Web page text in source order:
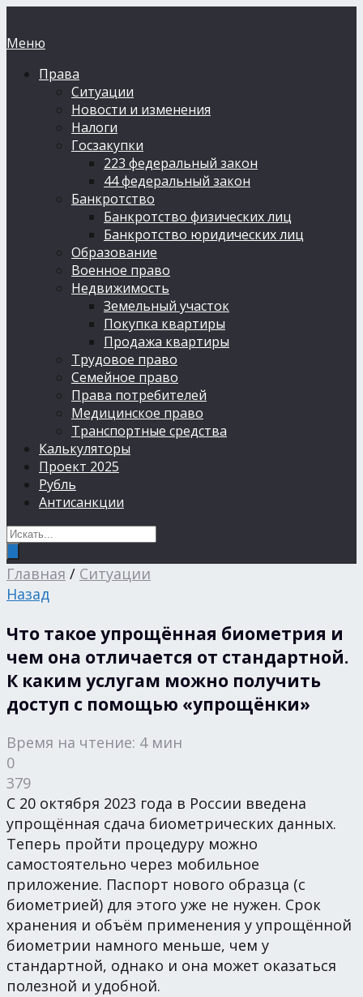
Меню
Права
Ситуации
Новости и изменения
Налоги
Госзакупки
223 федеральный закон
44 федеральный закон
Банкротство
Банкротство физических лиц
Банкротство юридических лиц
Образование
Военное право
Недвижимость
Земельный участок
Покупка квартиры
Продажа квартиры
Трудовое право
Семейное право
Права потребителей
Медицинское право
Транспортные средства
Калькуляторы
Проект 2025
Рубль
Антисанкции
Главная / Ситуации
Назад
Что такое упрощённая биометрия и
чем она отличается от стандартной.
К каким услугам можно получить
доступ с помощью «упрощёнки»
Время на чтение: 4 мин
0
379
С 20 октября 2023 года в России введена
упрощённая сдача биометрических данных.
Теперь пройти процедуру можно
самостоятельно через мобильное
приложение. Паспорт нового образца (с
биометрией) для этого уже не нужен. Срок
хранения и объём применения у упрощённой
биометрии намного меньше, чем у
стандартной, однако и она может оказаться
полезной и удобной.